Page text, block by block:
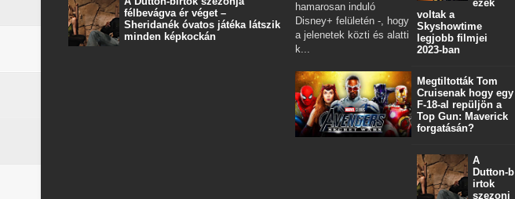
félbevágva ér véget –
Sheridanék óvatos játéka látszik
minden képkockán
ezek
voltak a
Skyshowtime
legjobb filmjei
2023-ban
Megtiltották Tom
Cruisenak hogy egy
F-18-al repüljön a
Top Gun: Maverick
forgatásán?
A
Dutton‑b
irtok
szezonj
hamarosan induló
Disney+ felületén -, hogy
a jelenetek közti és alatti
k...